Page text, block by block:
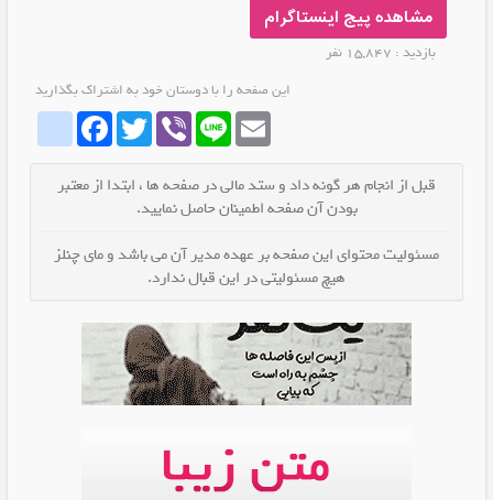
.
آیدی کانال مون توی تمام پیام رسان ها
@tablighganjine
مشاهده پیج اینستاگرام
بازدید : 15,847 نفر
این صفحه را با دوستان خود به اشتراک بگذارید
FacebookTwitter Viber Line Email
قبل از انجام هر گونه داد و ستد مالی در صفحه ها ، ابتدا از معتبر
بودن آن صفحه اطمینان حاصل نمایید.
مسئولیت محتوای این صفحه بر عهده مدیر آن می باشد و مای چنلز
هیچ مسئولیتی در این قبال ندارد.